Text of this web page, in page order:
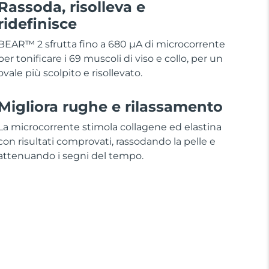
risolleva e
2 sfrutta fino a 680 µA di microcorrente
tonificare i 69 muscoli di viso e collo, per un
più scolpito e risollevato.
rughe e rilassamento
microcorrente stimola collagene ed elastina
risultati comprovati, rassodando la pelle e
i segni del tempo.